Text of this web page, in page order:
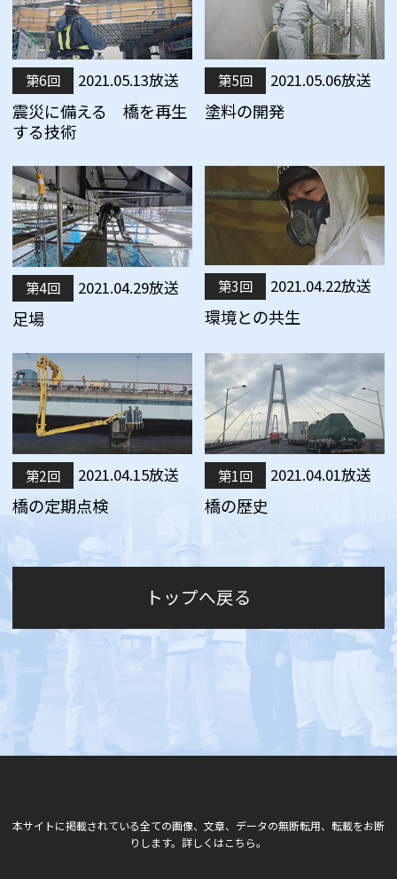
第6回 2021.05.13放送
震災に備える 橋を再生
する技術
第5回 2021.05.06放送
塗料の開発
第4回 2021.04.29放送
足場
第3回 2021.04.22放送
環境との共生
第2回 2021.04.15放送
橋の定期点検
第1回 2021.04.01放送
橋の歴史
トップへ戻る
本サイトに掲載されている全ての画像、文章、データの無断転用、転載をお断
りします。詳しくはこちら。